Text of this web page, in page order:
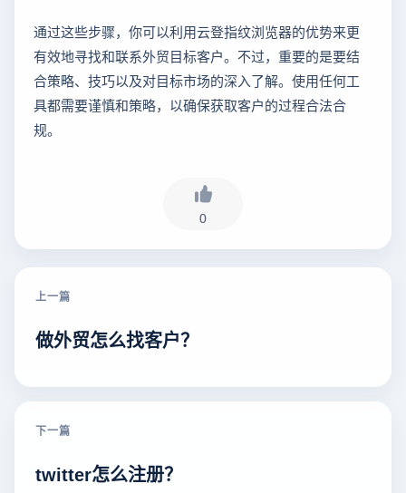
通过这些步骤，你可以利用云登指纹浏览器的优势来更
有效地寻找和联系外贸目标客户。不过，重要的是要结
合策略、技巧以及对目标市场的深入了解。使用任何工
具都需要谨慎和策略，以确保获取客户的过程合法合
规。
0
上一篇
做外贸怎么找客户？
下一篇
twitter怎么注册？